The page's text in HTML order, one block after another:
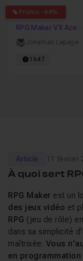
Promo -44%
4.4
RPG Maker VX Ace
Jonathan Lepage
1h47
Article 11 février
À quoi sert
RPG Maker est un
des jeux vidéo et
RPG (jeu de rôle)
dans sa simplicité
maîtrisée. Vous
en